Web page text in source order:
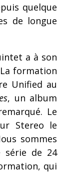
quelque
de longue
a à son
formation
Unified au
, un album
Le
Stereo le
sommes
série de 24
qui